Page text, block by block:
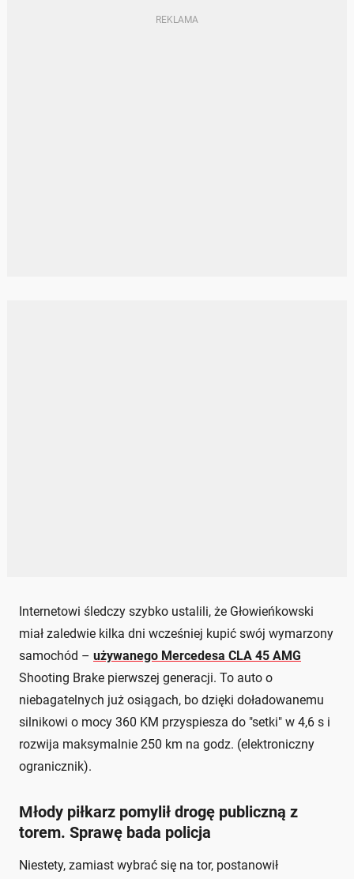
Internetowi śledczy szybko ustalili, że Głowieńkowski
miał zaledwie kilka dni wcześniej kupić swój wymarzony
samochód – używanego Mercedesa CLA 45 AMG
Shooting Brake pierwszej generacji. To auto o
niebagatelnych już osiągach, bo dzięki doładowanemu
silnikowi o mocy 360 KM przyspiesza do "setki" w 4,6 s i
rozwija maksymalnie 250 km na godz. (elektroniczny
ogranicznik).
Młody piłkarz pomylił drogę publiczną z
torem. Sprawę bada policja
Niestety, zamiast wybrać się na tor, postanowił